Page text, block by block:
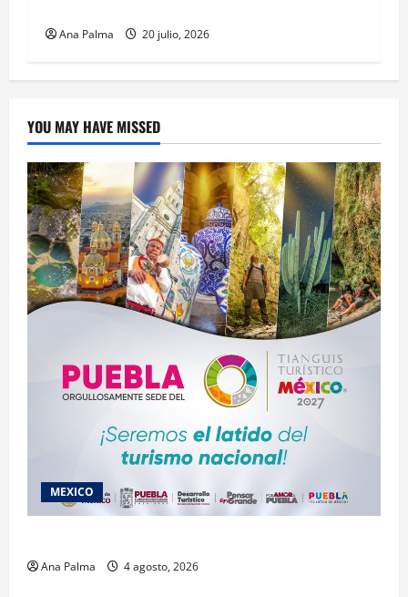
Ana Palma 20 julio, 2026
YOU MAY HAVE MISSED
MEXICO
Ana Palma 4 agosto, 2026
Estados